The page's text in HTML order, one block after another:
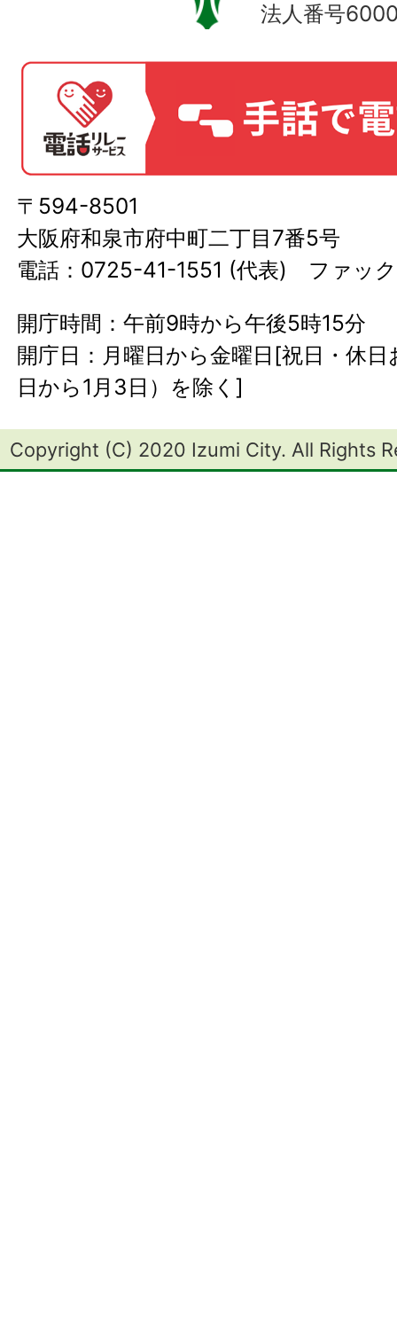
法人番号
〒594-8501
大阪府和泉市府中町二丁目7番5号
電話：0725-41-1551 (代表) ファッ
開庁時間：午前9時から午後5時15分
開庁日：月曜日から金曜日[祝日・休
日から1月3日）を除く]
Copyright (C) 2020 Izumi City. All Rights